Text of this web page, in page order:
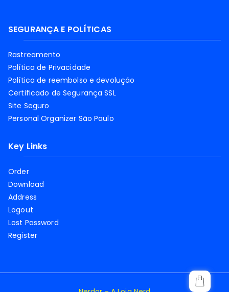
SEGURANÇA E POLÍTICAS
Rastreamento
Política de Privacidade
Política de reembolso e devolução
Certificado de Segurança SSL
Site Seguro
Personal Organizer São Paulo
Key Links
Order
Download
Address
Logout
Lost Password
Register